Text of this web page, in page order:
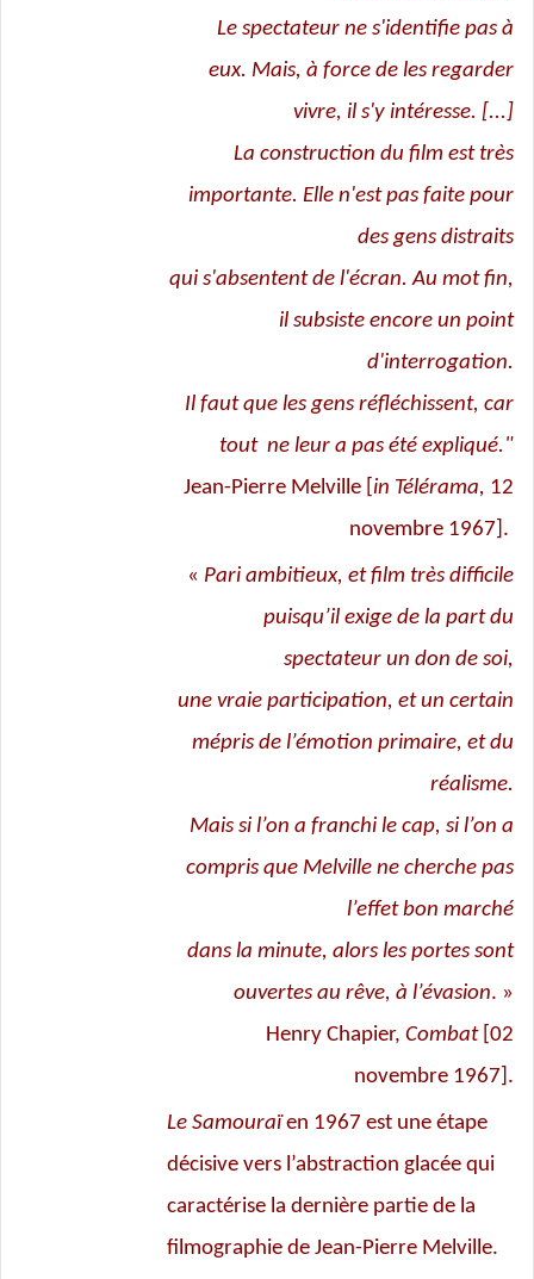
Le spectateur ne s'identifie pas à
eux. Mais, à force de les regarder
vivre, il s'y intéresse. [...]
La construction du film est très
importante. Elle n'est pas faite pour
des gens distraits
qui s'absentent de l'écran. Au mot fin,
il subsiste encore un point
d'interrogation.
Il faut que les gens réfléchissent, car
tout ne leur a pas été expliqué."
Jean-Pierre Melville [ in Télérama, 12
novembre 1967].
« Pari ambitieux, et film très difficile
puisqu’il exige de la part du
spectateur un don de soi,
une vraie participation, et un certain
mépris de l’émotion primaire, et du
réalisme.
Mais si l’on a franchi le cap, si l’on a
compris que Melville ne cherche pas
l’effet bon marché
dans la minute, alors les portes sont
ouvertes au rêve, à l’évasion. »
Henry Chapier, Combat[02
novembre 1967].
Le Samouraïen 1967 est une étape
décisive vers l’abstraction glacée qui
caractérise la dernière partie de la
filmographie de Jean-Pierre Melville.